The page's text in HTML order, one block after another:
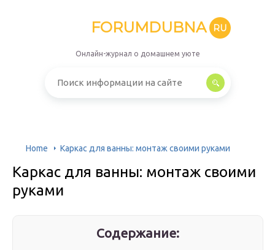
FORUMDUBNA RU
Онлайн-журнал о домашнем уюте
Home Каркас для ванны: монтаж своими руками
Каркас для ванны: монтаж своими
руками
Содержание: